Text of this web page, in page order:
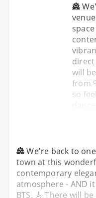
🏯
direct
will
from
so
🏯 We're back to
town at this
contemporary
atmosphere - AND
BTS. 🎸 There will